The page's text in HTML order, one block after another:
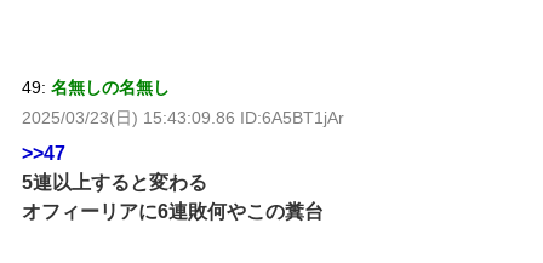
49: 名無しの名無し
2025/03/23(日) 15:43:09.86 ID:6A5BT1jAr
>>47
5連以上すると変わる
オフィーリアに6連敗何やこの糞台